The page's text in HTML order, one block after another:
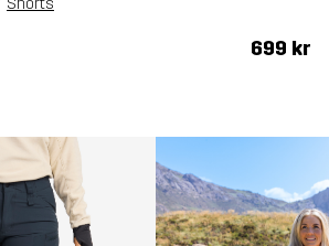
Shorts
699 kr